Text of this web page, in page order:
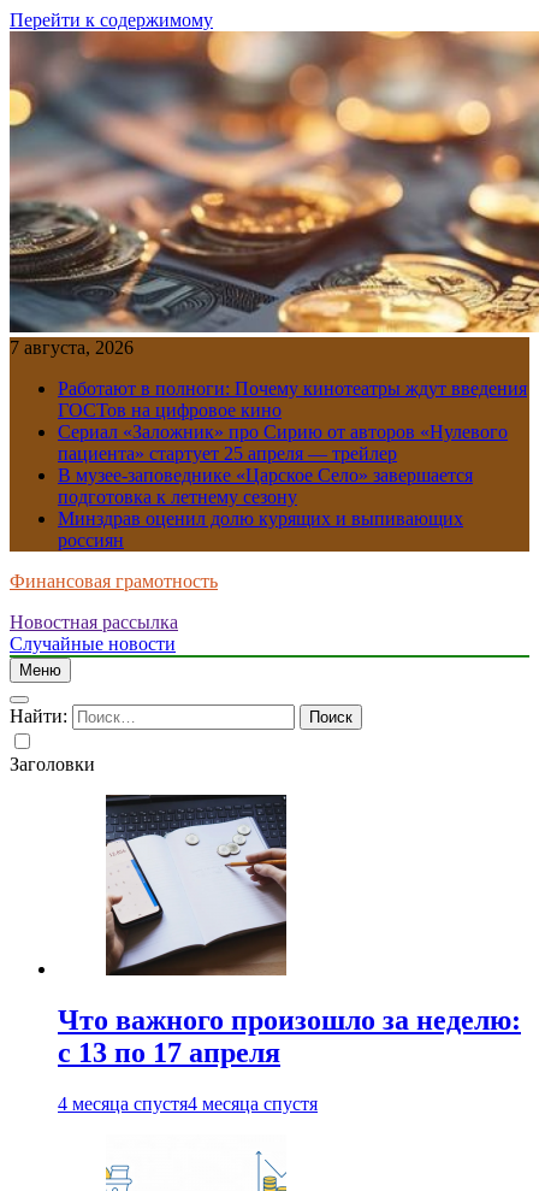
Перейти к содержимому
7 августа, 2026
Работают в полноги: Почему кинотеатры ждут введения
ГОСТов на цифровое кино
Сериал «Заложник» про Сирию от авторов «Нулевого
пациента» стартует 25 апреля — трейлер
В музее-заповеднике «Царское Село» завершается
подготовка к летнему сезону
Минздрав оценил долю курящих и выпивающих
россиян
Финансовая грамотность
Новостная рассылка
Случайные новости
Меню
Найти:
Заголовки
Что важного произошло за неделю:
с 13 по 17 апреля
4 месяца спустя4 месяца спустя